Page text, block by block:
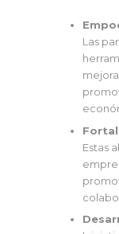
Las
Estas